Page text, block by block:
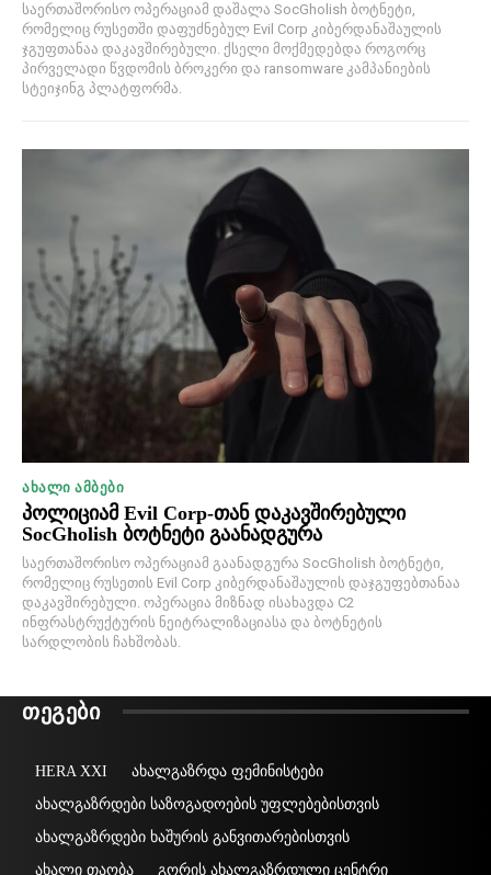
საერთაშორისო ოპერაციამ დაშალა SocGholish ბოტნეტი,
რომელიც რუსეთში დაფუძნებულ Evil Corp კიბერდანაშაულის
ჯგუფთანაა დაკავშირებული. ქსელი მოქმედებდა როგორც
პირველადი წვდომის ბროკერი და ransomware კამპანიების
სტეიჯინგ პლატფორმა.
ᲐᲮᲐᲚᲘ ᲐᲛᲑᲔᲑᲘ
პოლიციამ Evil Corp-თან დაკავშირებული
SocGholish ბოტნეტი გაანადგურა
საერთაშორისო ოპერაციამ გაანადგურა SocGholish ბოტნეტი,
რომელიც რუსეთის Evil Corp კიბერდანაშაულის დაჯგუფებთანაა
დაკავშირებული. ოპერაცია მიზნად ისახავდა C2
ინფრასტრუქტურის ნეიტრალიზაციასა და ბოტნეტის
სარდლობის ჩახშობას.
ᲗᲔᲒᲔᲑᲘ
HERA XXI
ახალგაზრდა ფემინისტები
ახალგაზრდები საზოგადოების უფლებებისთვის
ახალგაზრდები ხაშურის განვითარებისთვის
ახალი თაობა
გორის ახალგაზრდული ცენტრი